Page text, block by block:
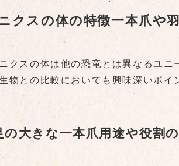
クスの体の特徴一本爪や
クスの体は他の恐竜とは異なるユニ
物との比較においても興味深いポイ
の大きな一本爪用途や役割